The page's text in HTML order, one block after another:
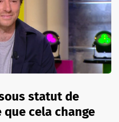
statut de
cela change